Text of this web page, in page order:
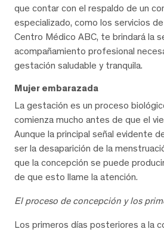
que contar con el respaldo de un
especializado, como los servicios
Centro Médico ABC, te brindará la
acompañamiento profesional
gestación saludable y tranquila.
Mujer embarazada
La gestación es un proceso
comienza mucho antes de que el
Aunque la principal señal evidente
ser la desaparición de la
que la concepción se puede
de que esto llame la atención.
El proceso de concepción y los
Los primeros días posteriores a la